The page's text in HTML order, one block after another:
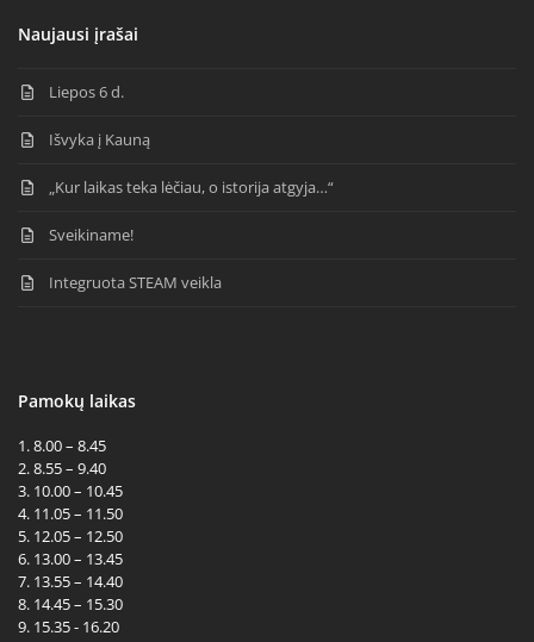
Naujausi įrašai
Liepos 6 d.
Išvyka į Kauną
„Kur laikas teka lėčiau, o istorija atgyja…“
Sveikiname!
Integruota STEAM veikla
Pamokų laikas
1. 8.00 – 8.45
2. 8.55 – 9.40
3. 10.00 – 10.45
4. 11.05 – 11.50
5. 12.05 – 12.50
6. 13.00 – 13.45
7. 13.55 – 14.40
8. 14.45 – 15.30
9. 15.35 - 16.20